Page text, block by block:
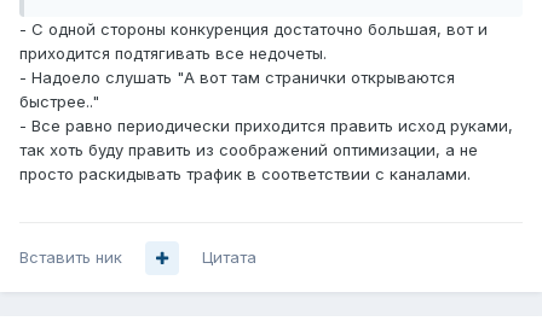
- С одной стороны конкуренция достаточно большая, вот и
приходится подтягивать все недочеты.
- Надоело слушать "А вот там странички открываются
быстрее.."
- Все равно периодически приходится править исход руками,
так хоть буду править из соображений оптимизации, а не
просто раскидывать трафик в соответствии с каналами.
Вставить ник Цитата